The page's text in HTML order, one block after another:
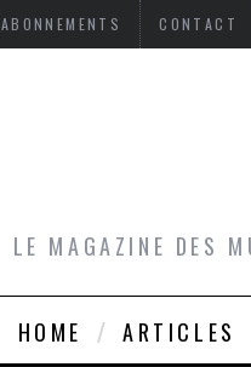
ABONNEMENTS CONTACT
LE MAGAZINE DES
HOME ARTICLES